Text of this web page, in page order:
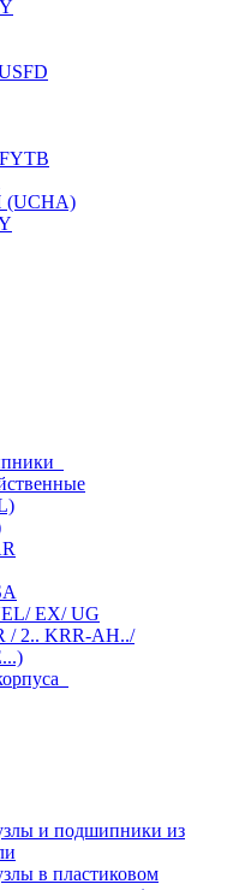
(UCHA)
EX/ UG
/ 2.. KRR-AH../
и подшипники из
в пластиковом